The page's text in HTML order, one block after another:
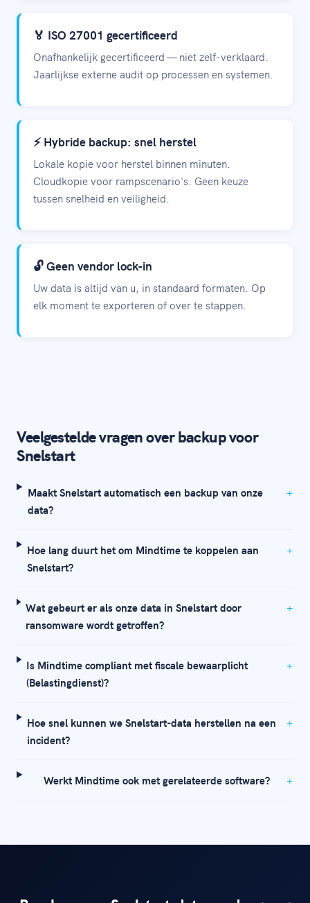
🏅 ISO 27001 gecertificeerd
Onafhankelijk gecertificeerd — niet zelf-verklaard.
Jaarlijkse externe audit op processen en systemen.
⚡ Hybride backup: snel herstel
Lokale kopie voor herstel binnen minuten.
Cloudkopie voor rampscenario's. Geen keuze
tussen snelheid en veiligheid.
🔓 Geen vendor lock-in
Uw data is altijd van u, in standaard formaten. Op
elk moment te exporteren of over te stappen.
Veelgestelde vragen over backup voor
Snelstart
Maakt Snelstart automatisch een backup van onze
data?
Hoe lang duurt het om Mindtime te koppelen aan
Snelstart?
Wat gebeurt er als onze data in Snelstart door
ransomware wordt getroffen?
Is Mindtime compliant met fiscale bewaarplicht
(Belastingdienst)?
Hoe snel kunnen we Snelstart-data herstellen na een
incident?
Werkt Mindtime ook met gerelateerde software?